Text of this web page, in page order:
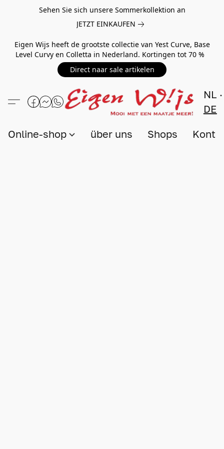
Sehen Sie sich unsere Sommerkollektion an
JETZT EINKAUFEN
Eigen Wijs heeft de grootste collectie van Yest Curve, Base
Level Curvy en Colletta in Nederland. Kortingen tot 70 %
Direct naar sale artikelen
NL
DE
Online-shop über uns Shops